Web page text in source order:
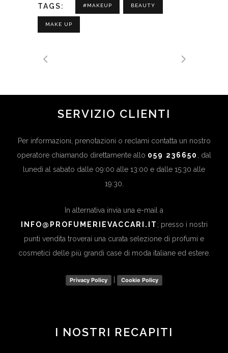
TAGS: #MAKEUP BEAUTY
MAKE UP
SERVIZIO CLIENTI
Per informazioni, prenotazioni o reclami contatta un nostro
operatore chiamando direttamente allo 059 236650
, dal
lunedì al sabato dalle 09:00 alle 13:00 e dalle 15:30 alle
19:30.
In alternativa invia una e-mail a
INFO@PROFUMERIEVACCARI.IT ; presso i nostri
punti vendita troverai una curata selezione di profumi e
cosmetici delle più grandi case di moda italiane ed estere.
Privacy Policy Cookie Policy
I NOSTRI RECAPITI